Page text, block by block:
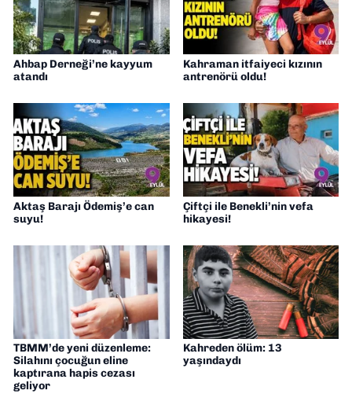
Ahbap Derneği’ne kayyum
atandı
Kahraman itfaiyeci kızının
antrenörü oldu!
Aktaş Barajı Ödemiş’e can
suyu!
Çiftçi ile Benekli’nin vefa
hikayesi!
TBMM’de yeni düzenleme:
Silahını çocuğun eline
kaptırana hapis cezası
geliyor
Kahreden ölüm: 13
yaşındaydı